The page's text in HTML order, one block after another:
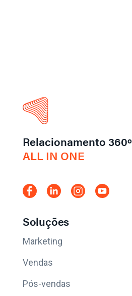
Relacionamento 360º
ALL IN ONE
Soluções
Marketing
Vendas
Pós-vendas